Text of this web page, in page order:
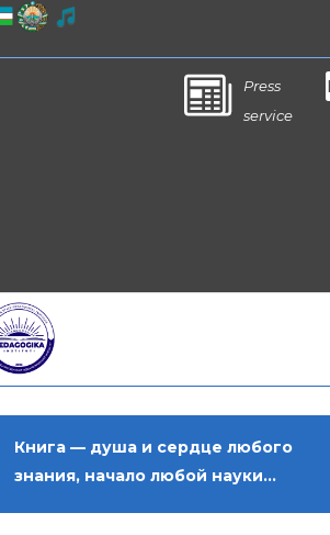
Press
service
Книга — душа и сердце любого
знания, начало любой науки...